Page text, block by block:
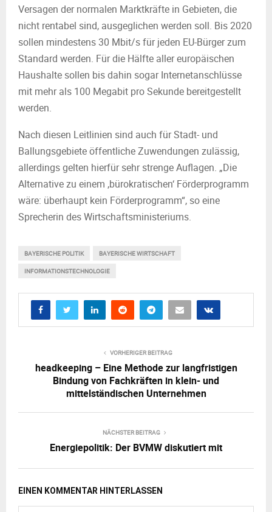
Versagen der normalen Marktkräfte in Gebieten, die
nicht rentabel sind, ausgeglichen werden soll. Bis 2020
sollen mindestens 30 Mbit/s für jeden EU-Bürger zum
Standard werden. Für die Hälfte aller europäischen
Haushalte sollen bis dahin sogar Internetanschlüsse
mit mehr als 100 Megabit pro Sekunde bereitgestellt
werden.
Nach diesen Leitlinien sind auch für Stadt- und
Ballungsgebiete öffentliche Zuwendungen zulässig,
allerdings gelten hierfür sehr strenge Auflagen. „Die
Alternative zu einem ‚bürokratischen‘ Förderprogramm
wäre: überhaupt kein Förderprogramm“, so eine
Sprecherin des Wirtschaftsministeriums.
BAYERISCHE POLITIK BAYERISCHE WIRTSCHAFT
INFORMATIONSTECHNOLOGIE
VORHERIGER BEITRAG
headkeeping – Eine Methode zur langfristigen
Bindung von Fachkräften in klein- und
mittelständischen Unternehmen
NÄCHSTER BEITRAG
Energiepolitik: Der BVMW diskutiert mit
EINEN KOMMENTAR HINTERLASSEN